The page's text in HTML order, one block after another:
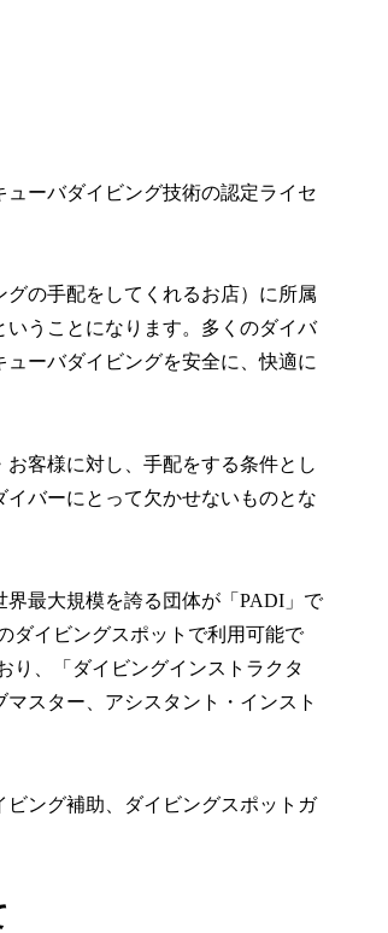
ーバダイビング技術の認定ライセ
の手配をしてくれるお店）に所属
うことになります。多くのダイバ
ーバダイビングを安全に、快適に
客様に対し、手配をする条件とし
バーにとって欠かせないものとな
最大規模を誇る団体が「PADI」で
ダイビングスポットで利用可能で
り、「ダイビングインストラクタ
スター、アシスタント・インスト
ビング補助、ダイビングスポットガ